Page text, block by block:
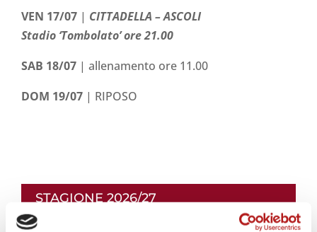
VEN 17/07 | CITTADELLA – ASCOLI
Stadio ‘Tombolato’ ore 21.00
SAB 18/07 | allenamento ore 11.00
DOM 19/07 | RIPOSO
STAGIONE 2026/27